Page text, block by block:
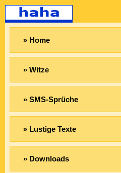
» Home
» Witze
» SMS-Sprüche
» Lustige Texte
» Downloads